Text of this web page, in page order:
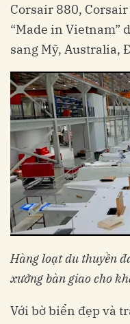
Corsair 880,
“Made in Vietnam”
sang Mỹ, Australia,
Hàng loạt du thuyền
xưởng bàn giao cho
Với bờ biển đẹp và